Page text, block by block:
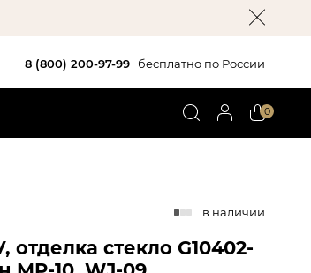
8 (800) 200-97-99 бесплатно по России
0
в наличии
отделка стекло G10402-